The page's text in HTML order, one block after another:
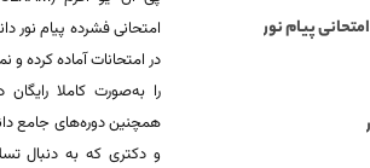
پیام نور
امتحانی فشرده پیام نور
در امتحانات آماده‌ کرده
را به‌صورت کاملا
همچنین دوره‌های جامع
و دکتری که به دنبال